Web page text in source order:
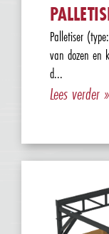
Palletiser
van dozen en
d...
Lees verder »